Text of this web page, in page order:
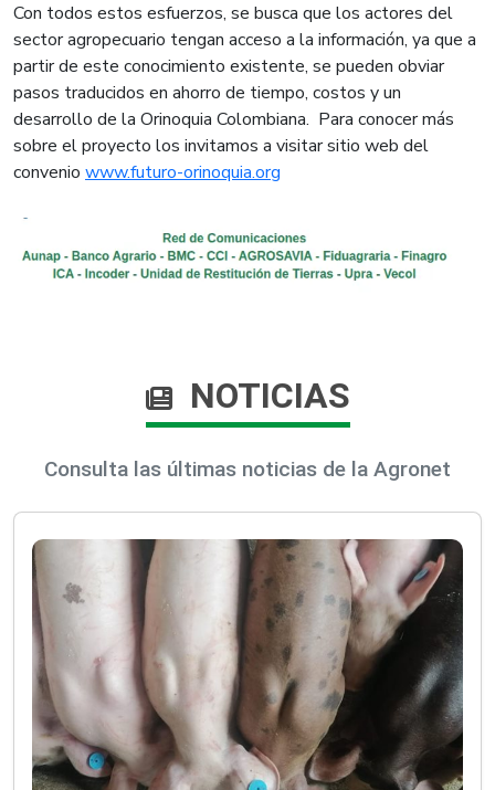
Con todos estos esfuerzos, se busca que los actores del
sector agropecuario tengan acceso a la información, ya que a
partir de este conocimiento existente, se pueden obviar
pasos traducidos en ahorro de tiempo, costos y un
desarrollo de la Orinoquia Colombiana. Para conocer más
sobre el proyecto los invitamos a visitar sitio web del
convenio www.futuro-orinoquia.org
NOTICIAS
Consulta las últimas noticias de la Agronet